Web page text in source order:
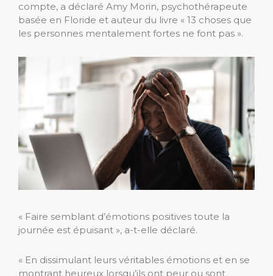
compte, a déclaré Amy Morin, psychothérapeute
basée en Floride et auteur du livre « 13 choses que
les personnes mentalement fortes ne font pas ».
« Faire semblant d’émotions positives toute la
journée est épuisant », a-t-elle déclaré.
« En dissimulant leurs véritables émotions et en se
montrant heureux lorsqu’ils ont peur ou sont